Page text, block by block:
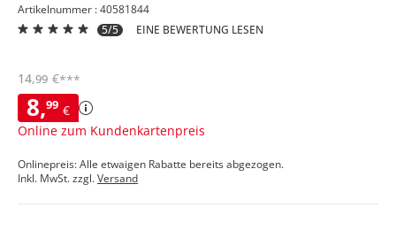
Artikelnummer : 40581844
5/5
EINE BEWERTUNG LESEN
8,99 €
Online zum Kundenkartenpreis
14,99 €***
Onlinepreis: Alle etwaigen Rabatte bereits abgezogen.
Inkl. MwSt. zzgl.Versand